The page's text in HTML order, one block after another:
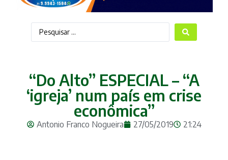
“Do Alto” ESPECIAL – “A
‘igreja’ num país em crise
econômica”
Antonio Franco Nogueira 27/05/2019 21:24